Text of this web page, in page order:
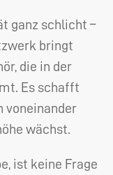
ganz schlicht –
bringt
die in der
Es schafft
voneinander
wächst.
ist keine Frage